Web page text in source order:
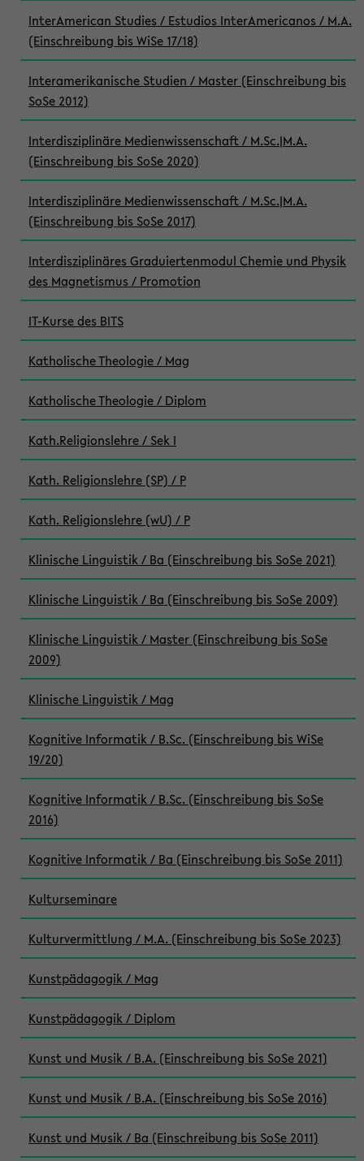
InterAmerican Studies / Estudios InterAmericanos / M.A.
(Einschreibung bis WiSe 17/18)
Interamerikanische Studien / Master (Einschreibung bis
SoSe 2012)
Interdisziplinäre Medienwissenschaft / M.Sc.|M.A.
(Einschreibung bis SoSe 2020)
Interdisziplinäre Medienwissenschaft / M.Sc.|M.A.
(Einschreibung bis SoSe 2017)
Interdisziplinäres Graduiertenmodul Chemie und Physik
des Magnetismus / Promotion
IT-Kurse des BITS
Katholische Theologie / Mag
Katholische Theologie / Diplom
Kath.Religionslehre / Sek I
Kath. Religionslehre (SP) / P
Kath. Religionslehre (wU) / P
Klinische Linguistik / Ba (Einschreibung bis SoSe 2021)
Klinische Linguistik / Ba (Einschreibung bis SoSe 2009)
Klinische Linguistik / Master (Einschreibung bis SoSe
2009)
Klinische Linguistik / Mag
Kognitive Informatik / B.Sc. (Einschreibung bis WiSe
19/20)
Kognitive Informatik / B.Sc. (Einschreibung bis SoSe
2016)
Kognitive Informatik / Ba (Einschreibung bis SoSe 2011)
Kulturseminare
Kulturvermittlung / M.A. (Einschreibung bis SoSe 2023)
Kunstpädagogik / Mag
Kunstpädagogik / Diplom
Kunst und Musik / B.A. (Einschreibung bis SoSe 2021)
Kunst und Musik / B.A. (Einschreibung bis SoSe 2016)
Kunst und Musik / Ba (Einschreibung bis SoSe 2011)